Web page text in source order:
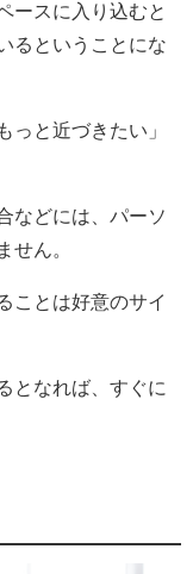
ースに入り込むと
るということにな
っと近づきたい」
などには、パーソ
せん。
ことは好意のサイ
となれば、すぐに